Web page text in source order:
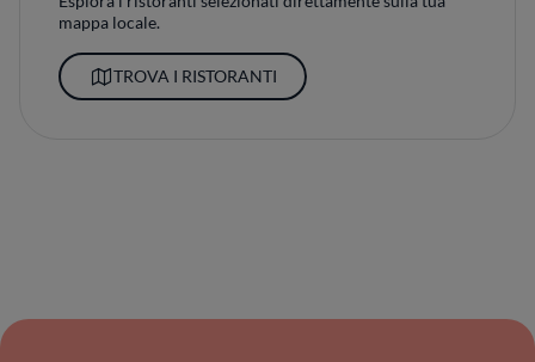
mappa locale.
TROVA I RISTORANTI